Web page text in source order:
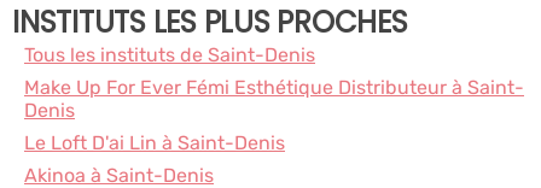
INSTITUTS LES PLUS PROCHES
Tous les instituts de Saint-Denis
Make Up For Ever Fémi Esthétique Distributeur à Saint-
Denis
Le Loft D'ai Lin à Saint-Denis
Akinoa à Saint-Denis